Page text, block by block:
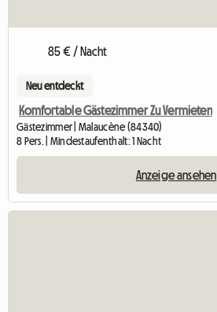
85 € / Nacht
Neu entdeckt
Komfortable Gästezimmer Zu Vermieten
Gästezimmer | Malaucène (84340)
8 Pers. | Mindestaufenthalt: 1 Nacht
Anzeige ansehen